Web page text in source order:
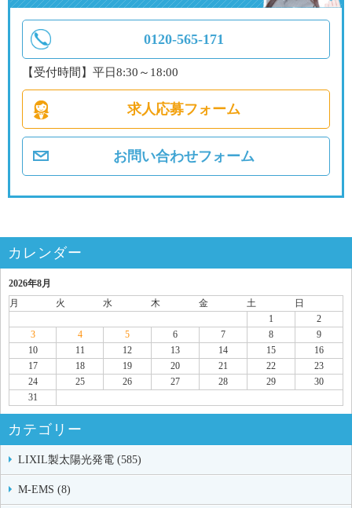
0120-565-171
【受付時間】平日8:30～18:00
求人応募フォーム
お問い合わせフォーム
カレンダー
2026年8月
月
火 水 木 金 土
日
1
2
3
4 5 6 7 8
9
10
11 12 13 14 15
16
17
18 19 20 21 22
23
24
25 26 27 28 29
30
31
カテゴリー
LIXIL製太陽光発電 (585)
M-EMS (8)